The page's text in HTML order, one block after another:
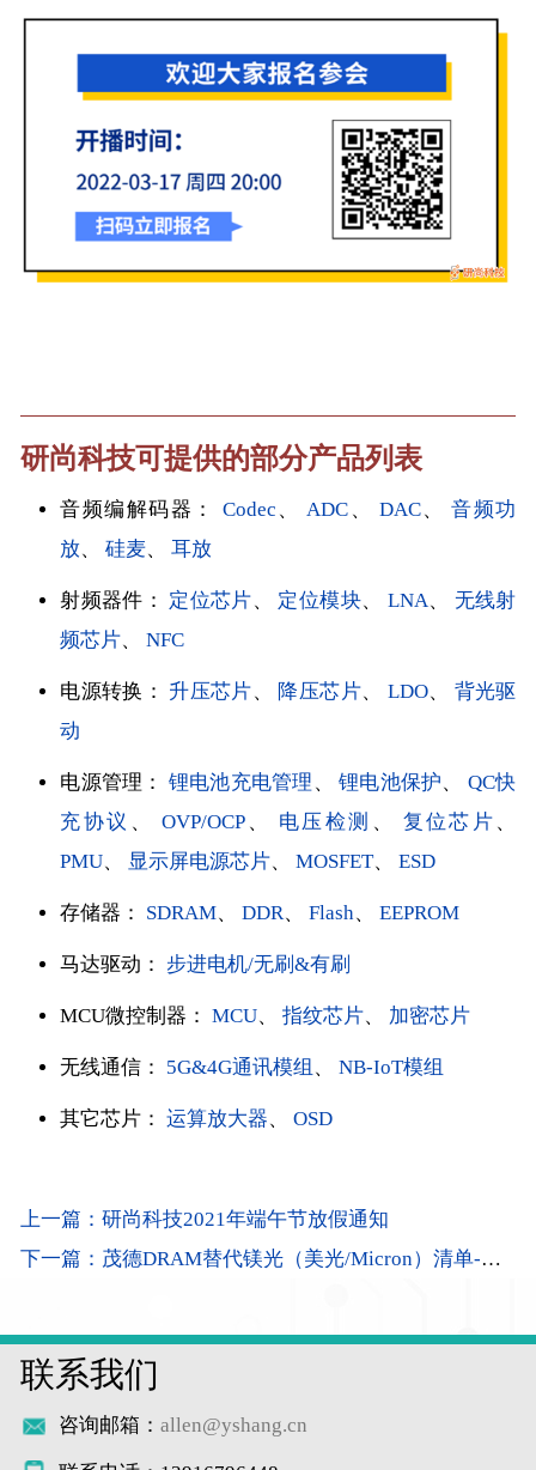
研尚科技可提供的部分产品列表
音频编解码器： Codec 、ADC 、 DAC、音频功
放、硅麦、耳放
射频器件： 定位芯片、 定位模块、 LNA、 无线射
频芯片、NFC
电源转换： 升压芯片、 降压芯片、 LDO、 背光驱
动
电源管理： 锂电池充电管理 、锂电池保护、 QC快
充协议 、 OVP/OCP、 电压检测 、 复位芯片 、
PMU、 显示屏电源芯片、MOSFET、ESD
存储器： SDRAM、DDR、Flash、EEPROM
马达驱动： 步进电机/无刷&有刷
MCU微控制器：MCU、指纹芯片、 加密芯片
无线通信： 5G&4G通讯模组 、NB-IoT模组
其它芯片：运算放大器、OSD
上一篇：研尚科技2021年端午节放假通知
下一篇：茂德DRAM替代镁光（美光/Micron）清单-研尚整理
联系我们
咨询邮箱： allen@yshang.cn